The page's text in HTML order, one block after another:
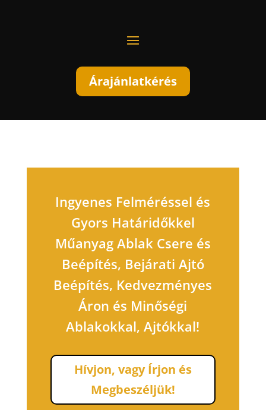
Árajánlatkérés
Ingyenes Felméréssel és
Gyors Határidőkkel
Műanyag Ablak Csere és
Beépítés, Bejárati Ajtó
Beépítés, Kedvezményes
Áron és Minőségi
Ablakokkal, Ajtókkal!
Hívjon, vagy Írjon és
Megbeszéljük!